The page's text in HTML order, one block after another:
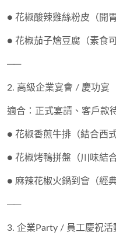
● 花椒酸辣雞絲粉皮 （開
● 花椒茄子燴豆腐 （素食
──
2. 高級企業宴會 / 慶功宴
適合：正式宴請、客戶款
● 花椒香煎牛排 （結合西
● 花椒烤鴨拼盤 （川味結
● 麻辣花椒火鍋到會 （經
──
3. 企業Party / 員工慶祝活